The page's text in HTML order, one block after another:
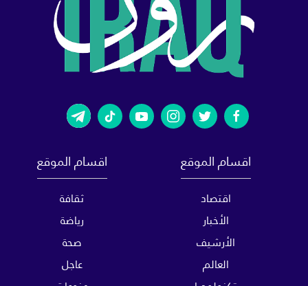
اقسام الموقع
اقتصاد
الأخبار
الأرشيف
العالم
اقسام الموقع
ثقافة
رياضة
صحة
عاجل